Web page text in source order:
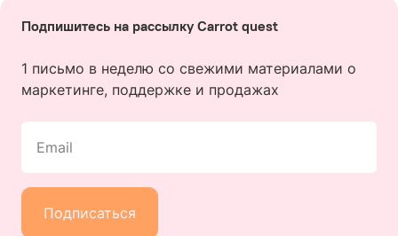
Подпишитесь на рассылку Carrot quest
1 письмо в неделю со свежими материалами о
маркетинге, поддержке и продажах
Email
Подписаться